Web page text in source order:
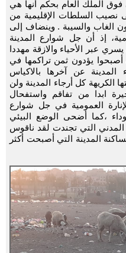
الملك العام بحكم أنها هي
السلطات الإقليمية من
الغاب والسيبة . وينضاف إلى
إذ أن جل شوارع المدينة
عبر الأحياء والازقة مهددا
أصبحوا يؤدون ثمن تراكمها في
عن آخرها بالاكياس
الكريهة كل أرجاء المدينة ولن
ابدا من تفاقم واستفحال
العمومية في جل شوارع
،كما أضحى الوضع البيئي
المدني التي تجندت لقد ناقوس
المدينة التي أصبحت أكثر